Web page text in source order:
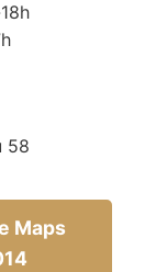
58
Maps